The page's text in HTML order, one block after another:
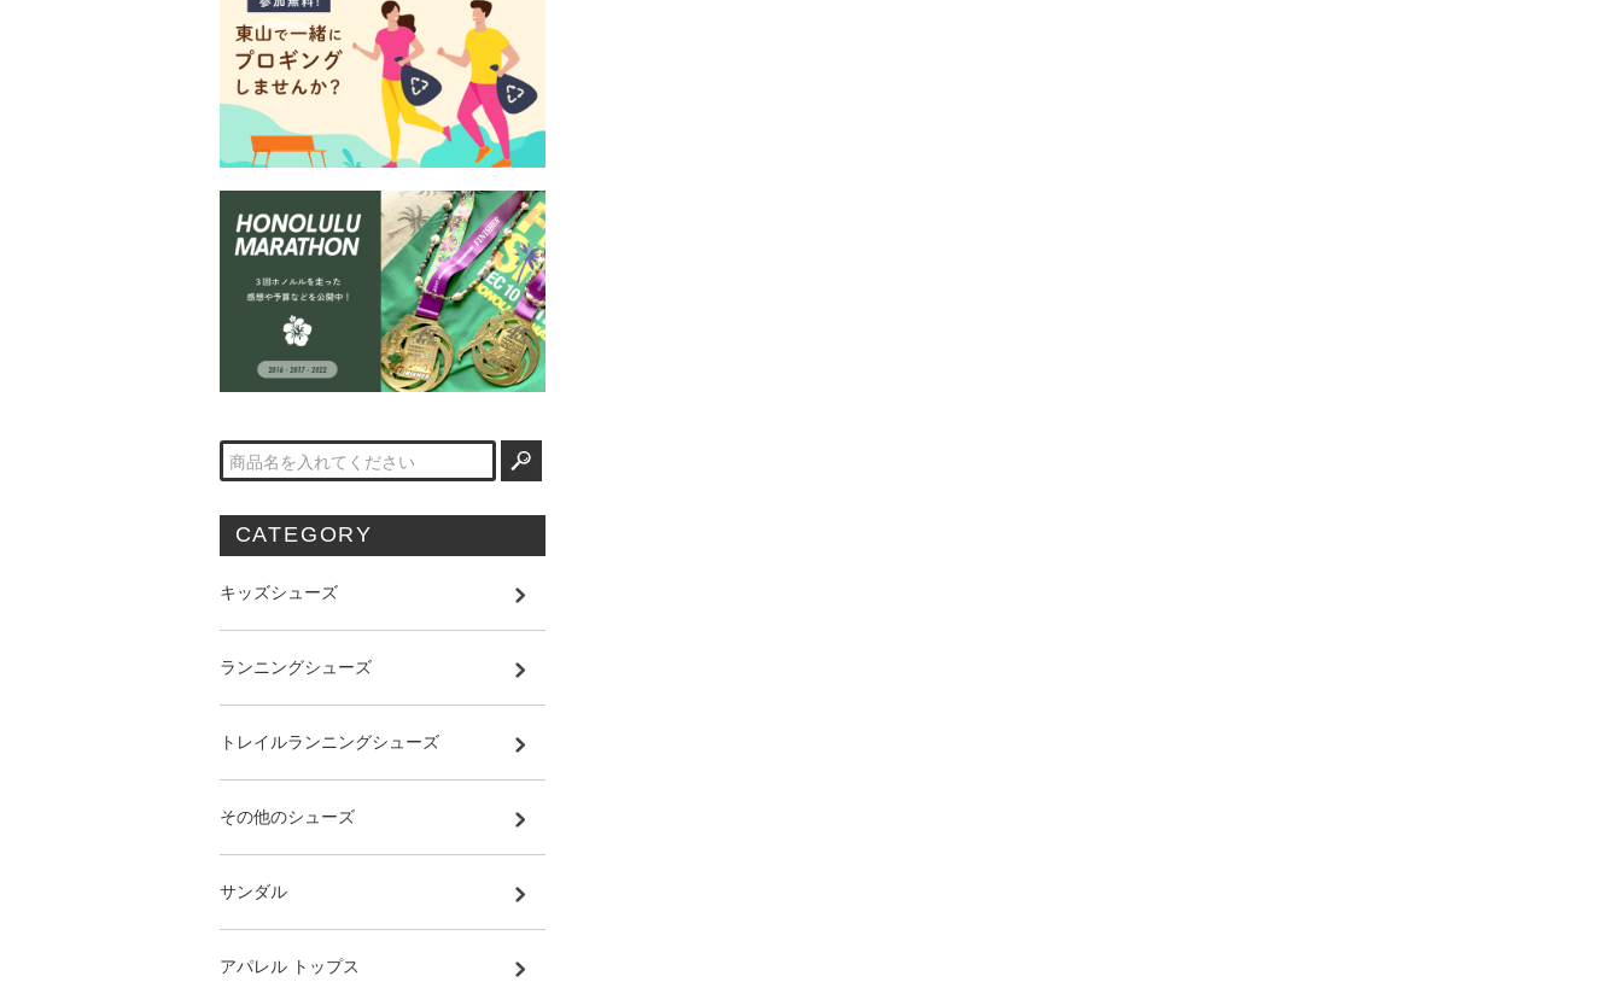
CATEGORY
キッズシューズ
ランニングシューズ
トレイルランニングシューズ
その他のシューズ
サンダル
アパレル トップス